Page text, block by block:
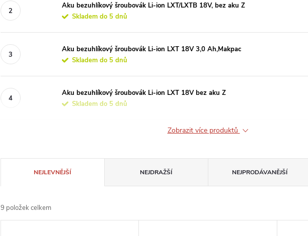
Aku bezuhlíkový šroubovák Li-ion LXT/LXTB 18V, bez aku Z
Skladem do 5 dnů
Aku bezuhlíkový šroubovák Li-ion LXT 18V 3,0 Ah,Makpac
Skladem do 5 dnů
Aku bezuhlíkový šroubovák Li-ion LXT 18V bez aku Z
Skladem do 5 dnů
Zobrazit více produktů
a
z
NEJLEVNĚJŠÍ NEJDRAŽŠÍ NEJPRODÁVANĚJŠÍ
9 položek celkem